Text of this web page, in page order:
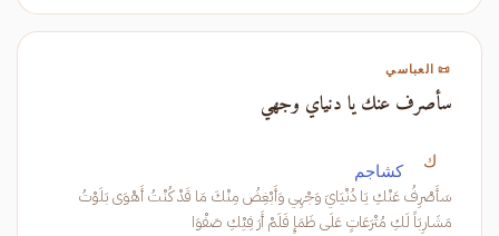
📜 العباسي
سأصرف عنك يا دنياي وجهي
ك كشاجم
سَأَصْرِفُ عَنْكِ يَا دُنْيَايَ وَجْهِي وَأَبْغِضُ مِنْكَ مَا قَدْ كُنْتُ أَهْوَى بَلَوْتُ
مَشَارِبَاً لَكِ مُتْرَعَاتٍ عَلَى ظَمَإِ فَلَمْ أَرَ فِيْكِ صَفْوَا